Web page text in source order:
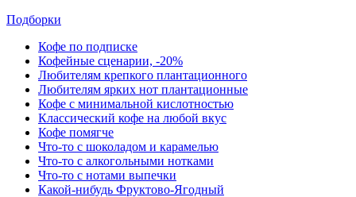
Подборки
Кофе по подписке
Кофейные сценарии, -20%
Любителям крепкого плантационного
Любителям ярких нот плантационные
Кофе с минимальной кислотностью
Классический кофе на любой вкус
Кофе помягче
Что-то с шоколадом и карамелью
Что-то с алкогольными нотками
Что-то с нотами выпечки
Какой-нибудь Фруктово-Ягодный